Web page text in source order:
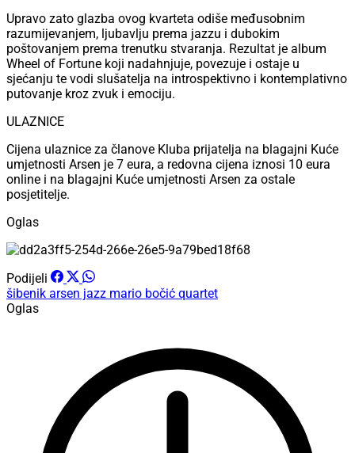
Upravo zato glazba ovog kvarteta odiše međusobnim
razumijevanjem, ljubavlju prema jazzu i dubokim
poštovanjem prema trenutku stvaranja. Rezultat je album
Wheel of Fortune koji nadahnjuje, povezuje i ostaje u
sjećanju te vodi slušatelja na introspektivno i kontemplativno
putovanje kroz zvuk i emociju.
ULAZNICE
Cijena ulaznice za članove Kluba prijatelja na blagajni Kuće
umjetnosti Arsen je 7 eura, a redovna cijena iznosi 10 eura
online i na blagajni Kuće umjetnosti Arsen za ostale
posjetitelje.
Oglas
Podijeli
šibenik arsen jazz mario bočić quartet
Oglas